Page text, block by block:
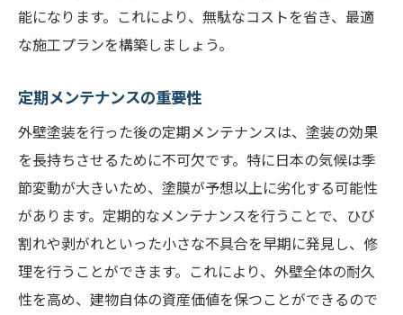
能になります。これにより、無駄なコストを省き、最適
な施工プランを構築しましょう。
定期メンテナンスの重要性
外壁塗装を行った後の定期メンテナンスは、塗装の効果
を長持ちさせるために不可欠です。特に日本の気候は季
節変動が大きいため、塗膜が予想以上に劣化する可能性
があります。定期的なメンテナンスを行うことで、ひび
割れや剥がれといった小さな不具合を早期に発見し、修
理を行うことができます。これにより、外壁全体の耐久
性を高め、建物自体の資産価値を保つことができるので